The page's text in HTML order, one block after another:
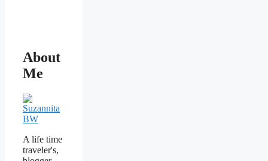
About
Me
A life time
traveler's,